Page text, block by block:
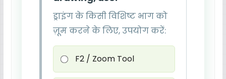
ड्राइंग के किसी विशिष्ट भाग को
ज़ूम करने के लिए, उपयोग करें:
F2 / Zoom Tool